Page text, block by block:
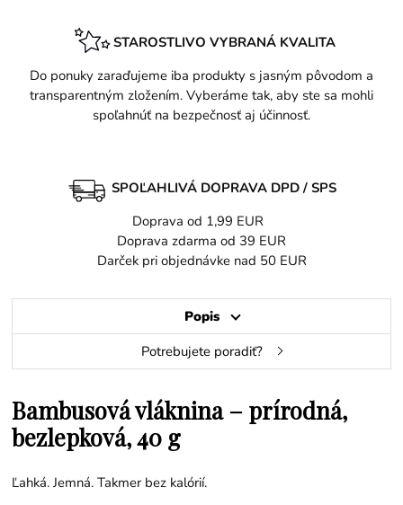
STAROSTLIVO VYBRANÁ KVALITA
Do ponuky zaraďujeme iba produkty s jasným pôvodom a
transparentným zložením. Vyberáme tak, aby ste sa mohli
spoľahnúť na bezpečnosť aj účinnosť.
SPOĽAHLIVÁ DOPRAVA DPD / SPS
Doprava od 1,99 EUR
Doprava zdarma od 39 EUR
Darček pri objednávke nad 50 EUR
Popis
Potrebujete poradiť?
Bambusová vláknina – prírodná,
bezlepková, 40 g
Ľahká. Jemná. Takmer bez kalórií.